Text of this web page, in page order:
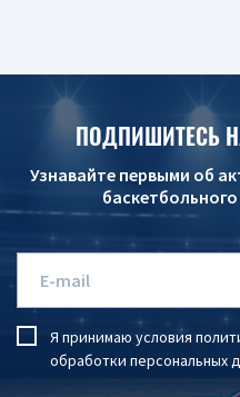
ПОДПИШИТЕСЬ
Узнавайте первыми об
Я принимаю условия
обработки персональных